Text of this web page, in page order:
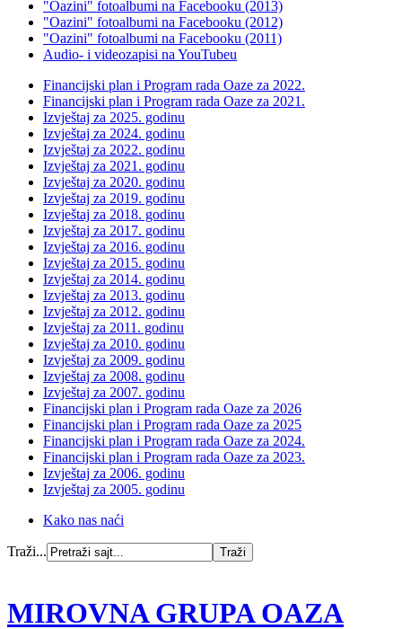
"Oazini" fotoalbumi na Facebooku (2013)
"Oazini" fotoalbumi na Facebooku (2012)
"Oazini" fotoalbumi na Facebooku (2011)
Audio- i videozapisi na YouTubeu
Financijski plan i Program rada Oaze za 2022.
Financijski plan i Program rada Oaze za 2021.
Izvještaj za 2025. godinu
Izvještaj za 2024. godinu
Izvještaj za 2022. godinu
Izvještaj za 2021. godinu
Izvještaj za 2020. godinu
Izvještaj za 2019. godinu
Izvještaj za 2018. godinu
Izvještaj za 2017. godinu
Izvještaj za 2016. godinu
Izvještaj za 2015. godinu
Izvještaj za 2014. godinu
Izvještaj za 2013. godinu
Izvještaj za 2012. godinu
Izvještaj za 2011. godinu
Izvještaj za 2010. godinu
Izvještaj za 2009. godinu
Izvještaj za 2008. godinu
Izvještaj za 2007. godinu
Financijski plan i Program rada Oaze za 2026
Financijski plan i Program rada Oaze za 2025
Financijski plan i Program rada Oaze za 2024.
Financijski plan i Program rada Oaze za 2023.
Izvještaj za 2006. godinu
Izvještaj za 2005. godinu
Kako nas naći
Traži...
MIROVNA GRUPA OAZA